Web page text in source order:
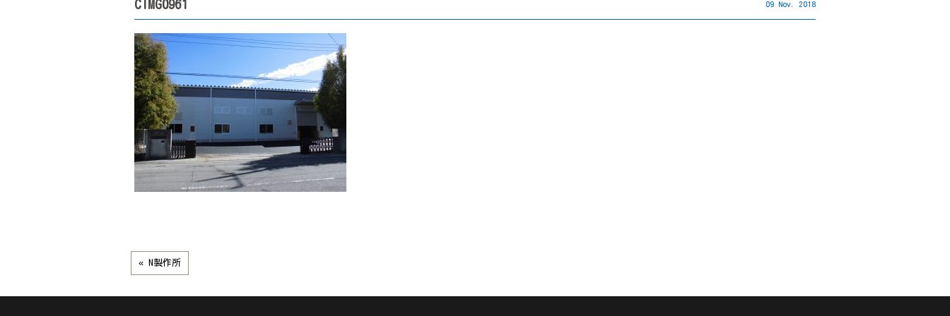
CIMG0961 09 Nov. 2018
« N製作所